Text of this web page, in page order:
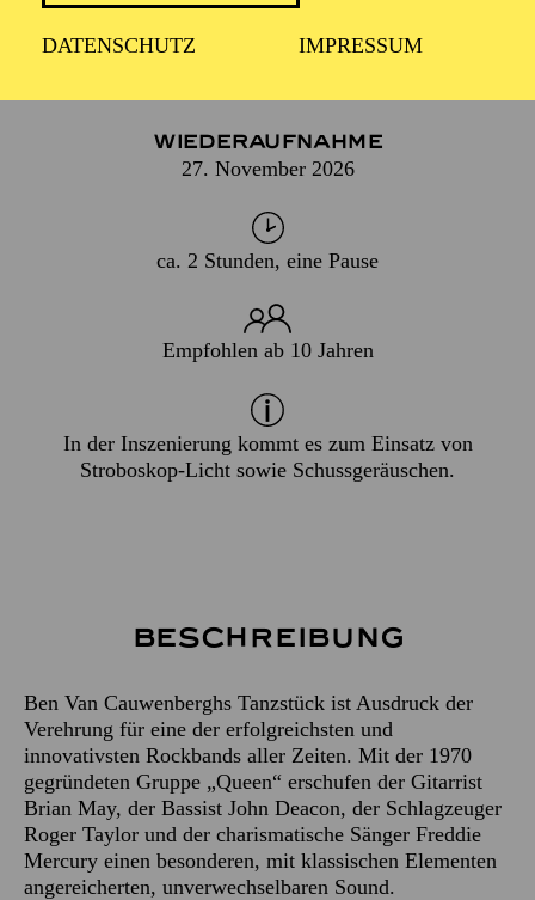
DATENSCHUTZ IMPRESSUM
PREMIERE
WIEDERAUFNAHME
27. November 2026
ca. 2 Stunden, eine Pause
Empfohlen ab 10 Jahren
In der Inszenierung kommt es zum Einsatz von
Stroboskop-Licht sowie Schussgeräuschen.
Beschreibung
Ben Van Cauwenberghs Tanzstück ist Ausdruck der
Verehrung für eine der erfolgreichsten und
innovativsten Rockbands aller Zeiten. Mit der 1970
gegründeten Gruppe „Queen“ erschufen der Gitarrist
Brian May, der Bassist John Deacon, der Schlagzeuger
Roger Taylor und der charismatische Sänger Freddie
Mercury einen besonderen, mit klassischen Elementen
angereicherten, unverwechselbaren Sound.